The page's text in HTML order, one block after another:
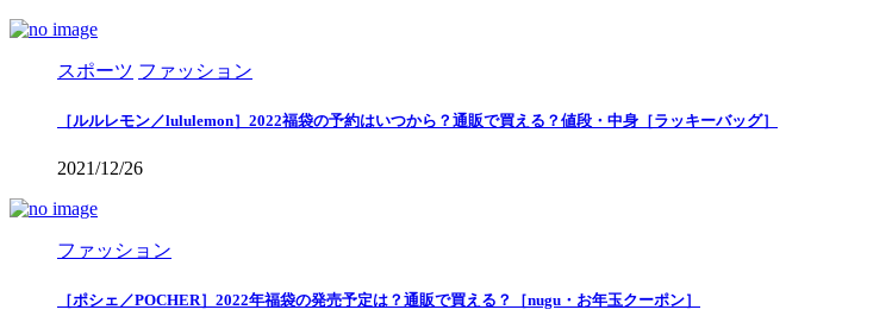
スポーツ ファッション
［ルルレモン／lululemon］2022福袋の予約はいつから？通販で買える？値段・中身［ラッキーバッグ］
2021/12/26
ファッション
［ポシェ／POCHER］2022年福袋の発売予定は？通販で買える？［nugu・お年玉クーポン］